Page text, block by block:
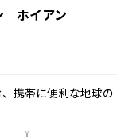
ホイアン
携帯に便利な地球の